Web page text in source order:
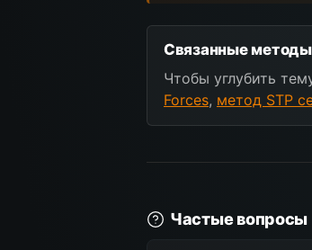
Связанные методы
Чтобы углубить
Forces, метод STP
Частые вопросы